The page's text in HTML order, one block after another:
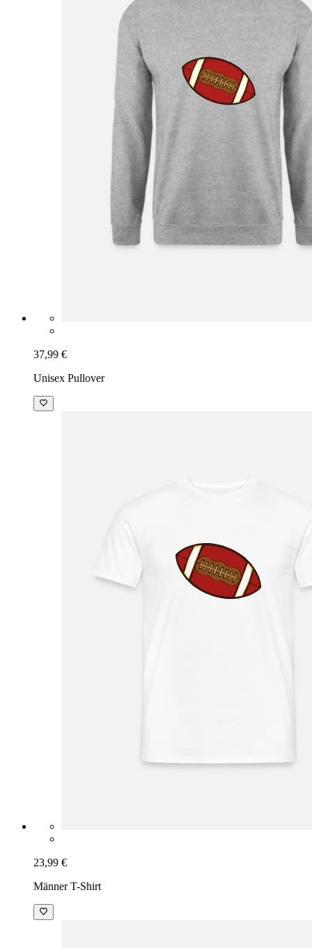
37,99 €
Unisex Pullover
23,99 €
Männer T-Shirt